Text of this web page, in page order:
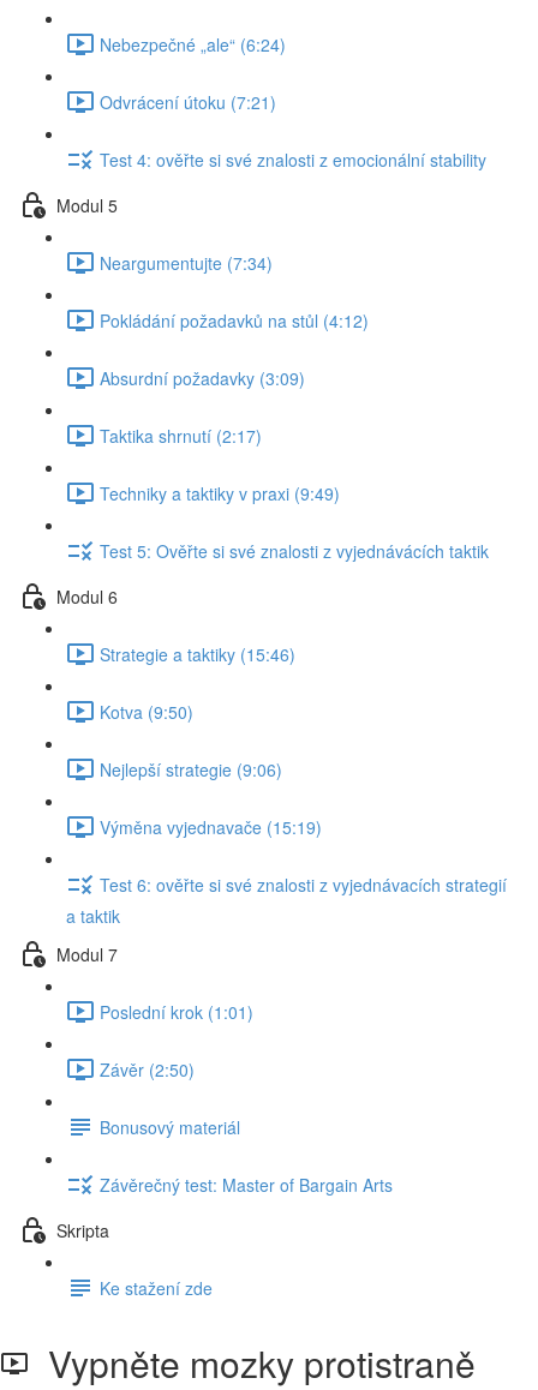
Nebezpečné „ale“ (6:24)
Odvrácení útoku (7:21)
Test 4: ověřte si své znalosti z emocionální stability
Modul 5
Neargumentujte (7:34)
Pokládání požadavků na stůl (4:12)
Absurdní požadavky (3:09)
Taktika shrnutí (2:17)
Techniky a taktiky v praxi (9:49)
Test 5: Ověřte si své znalosti z vyjednávácích taktik
Modul 6
Strategie a taktiky (15:46)
Kotva (9:50)
Nejlepší strategie (9:06)
Výměna vyjednavače (15:19)
Test 6: ověřte si své znalosti z vyjednávacích strategií
a taktik
Modul 7
Poslední krok (1:01)
Závěr (2:50)
Bonusový materiál
Závěrečný test: Master of Bargain Arts
Skripta
Ke stažení zde
Vypněte mozky protistraně